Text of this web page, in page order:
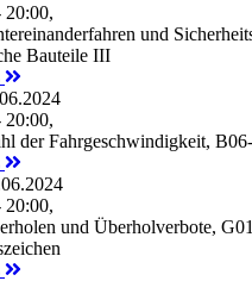
20:00,
und
Bauteile III
20:00,
der Fahrgeschwindigkeit,
20:00,
und Überholverbote,